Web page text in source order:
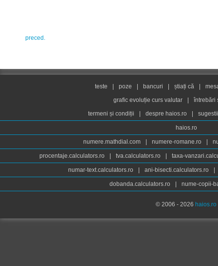
preced.
teste poze bancuri știați că
grafic evoluție curs valutar
întrebări
termeni și condiții
despre haios.ro
haios.ro
numere.mathdial.com numere-romane.ro
procentaje.calculators.ro tva.calculators.ro taxa-
numar-text.calculators.ro ani-bisecti.calculators.ro
dobanda.calculators.ro nume-copii-
© 2006 - 2026 haios.ro